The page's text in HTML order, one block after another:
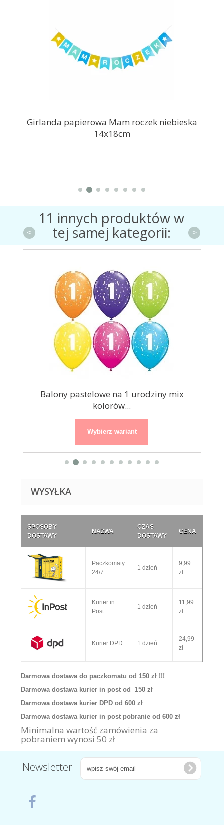
Girlanda papierowa Mam roczek niebieska
14x18cm
11 innych produktów w
tej samej kategorii:
Balony pastelowe na 1 urodziny mix
kolorów...
Wybierz wariant
< >
WYSYŁKA
SPOSOBY
DOSTAWY
NAZWA
CZAS
DOSTAWY
CENA
Paczkomaty
24/7
1 dzień
9,99
zł
Kurier in
Post
1 dzień
11,99
zł
Kurier DPD 1 dzień
24,99
zł
Darmowa dostawa do paczkomatu od 150 zł !!!
Darmowa dostawa kurier in post od 150 zł
Darmowa dostawa kurier DPD od 600 zł
Darmowa dostawa kurier in post pobranie od 600 zł
Minimalna wartość zamówienia za
pobraniem wynosi 50 zł
Newsletter